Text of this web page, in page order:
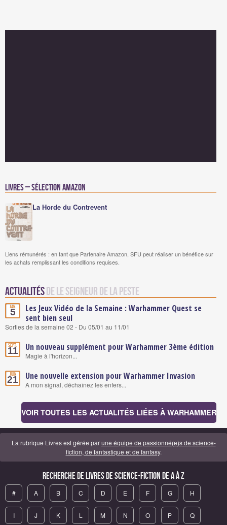
Livres – Sélection Amazon
La Horde du Contrevent
Liens rémunérés : en tant que Partenaire Amazon, SFU peut réaliser un bénéfice sur
les achats remplissant les conditions requises.
Actualitésde Le seigneur de la peste
Jan.
5
Les Jeux Vidéo de la Semaine : Warhammer Quest se
sent bien seul
Sorties de la semaine 02 - Du 05/01 au 11/01
Sept.
11 Un nouveau supplément pour Warhammer 3ème édition
Magie à l'horizon...
Juin
21 Une nouvelle extension pour Warhammer Invasion
A mon signal, déchaînez les enfers...
VOIR TOUTES LES ACTUALITÉS LIÉES À WARHAMMER
La rubrique Livres est gérée parune équipe de passionné(e)s de science-
fiction, de fantastique et de fantasy.
Recherche de Livres de science-fiction de A à Z
# A B C D E F G H
I J K L M N O P Q